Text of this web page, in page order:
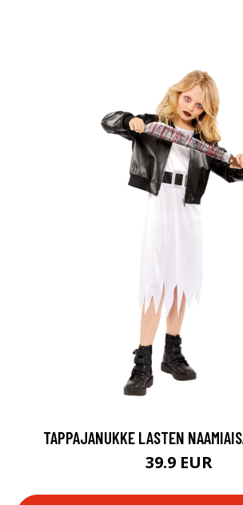
TAPPAJANUKKE LASTEN
39.9 EUR